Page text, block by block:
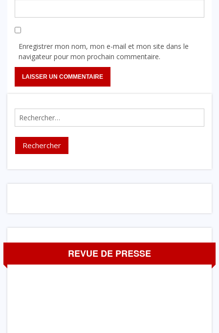
Enregistrer mon nom, mon e-mail et mon site dans le
navigateur pour mon prochain commentaire.
Rechercher :
REVUE DE PRESSE